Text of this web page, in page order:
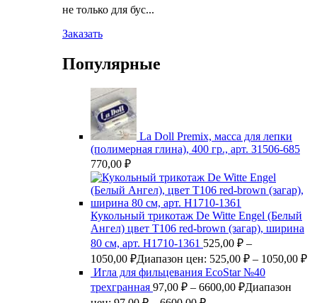
не только для бус...
Заказать
Популярные
La Doll Premix, масса для лепки
(полимерная глина), 400 гр., арт. З1506-685
770,00 ₽
Кукольный трикотаж De Witte Engel (Белый
Ангел) цвет Т106 red-brown (загар), ширина
80 см, арт. Н1710-1361 525,00 ₽ –
1050,00 ₽Диапазон цен: 525,00 ₽ – 1050,00 ₽
Игла для фильцевания EcoStar №40
трехгранная 97,00 ₽ – 6600,00 ₽Диапазон